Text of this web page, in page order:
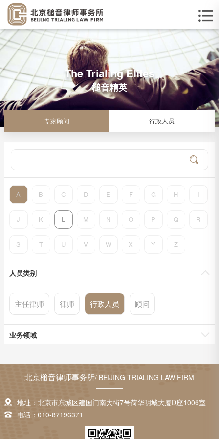
The Trialing Elites
槌音精英
专家顾问 行政人员
A B C D E F G H I
J K L M N O P Q R
S T U V W X Y Z
人员类别
主任律师 律师 行政人员 顾问
业务领域
北京槌音律师事务所/ BEIJING TRIALING LAW FIRM
地址：北京市东城区建国门南大街7号荷华明城大厦D座1006室
电话：010-87196371